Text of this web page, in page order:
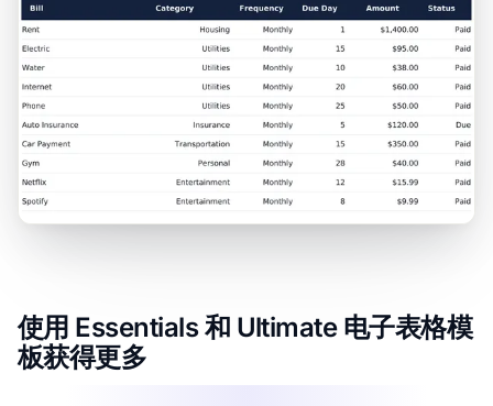
使用 Essentials 和 Ultimate 电子表格模
板获得更多